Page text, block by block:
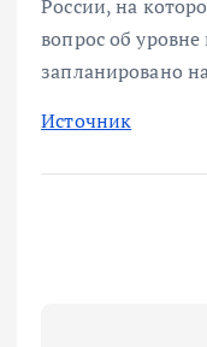
России, на
вопрос об
запланировано
Источник